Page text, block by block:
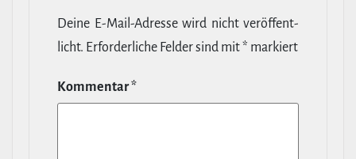
Deine E‑Mail-​Adresse wird nicht ver­öf­fent­
licht. Erfor­der­liche Felder sind mit* markiert
Kommentar*